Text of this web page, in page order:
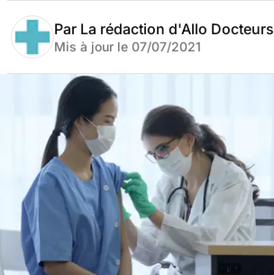
Par La rédaction d'Allo Docteurs
Mis à jour le 07/07/2021